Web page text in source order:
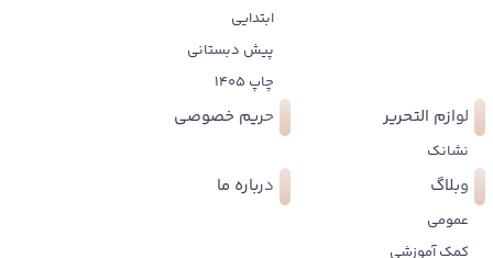
ابتدایی
پیش دبستانی
چاپ 1405
لوازم التحریر
نشانک
حریم خصوصی
وبلاگ
عمومی
کمک آموزشی
درباره ما